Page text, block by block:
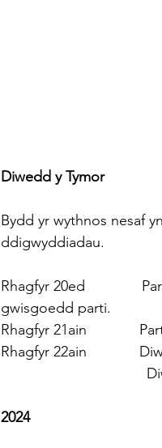
Diwedd y Tymor
Bydd yr wythnos nesaf
ddigwyddiadau.
Rhagfyr 20ed
gwisgoedd parti.
Rhagfyr 21ain
Rhagfyr 22ain
2024